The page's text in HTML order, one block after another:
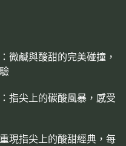
微鹹與酸甜的完美碰撞，
指尖上的碳酸風暴，感受
現指尖上的酸甜經典，每